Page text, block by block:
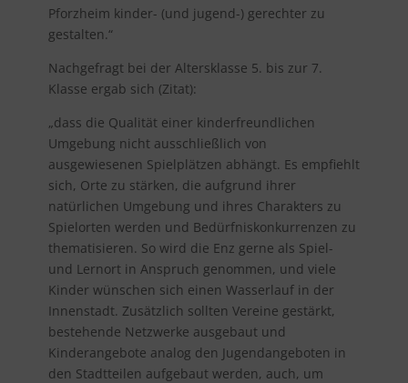
Pforzheim kinder- (und jugend-) gerechter zu
gestalten.“
Nachgefragt bei der Altersklasse 5. bis zur 7.
Klasse ergab sich (Zitat):
„dass die Qualität einer kinderfreundlichen
Umgebung nicht ausschließlich von
ausgewiesenen Spielplätzen abhängt. Es empfiehlt
sich, Orte zu stärken, die aufgrund ihrer
natürlichen Umgebung und ihres Charakters zu
Spielorten werden und Bedürfniskonkurrenzen zu
thematisieren. So wird die Enz gerne als Spiel-
und Lernort in Anspruch genommen, und viele
Kinder wünschen sich einen Wasserlauf in der
Innenstadt. Zusätzlich sollten Vereine gestärkt,
bestehende Netzwerke ausgebaut und
Kinderangebote analog den Jugendangeboten in
den Stadtteilen aufgebaut werden, auch, um